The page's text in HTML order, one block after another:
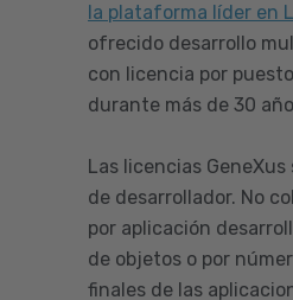
la plataforma líder en
ofrecido desarrollo
con licencia por
durante más de 30
Las licencias
de desarrollador. No
por aplicación
de objetos o por
finales de las